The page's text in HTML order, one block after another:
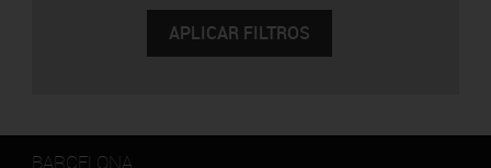
BARCELONA